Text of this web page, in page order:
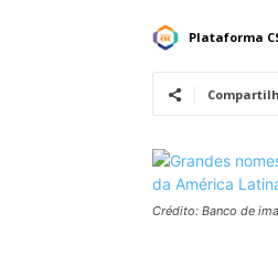
Plataforma
Crédito: Banco de